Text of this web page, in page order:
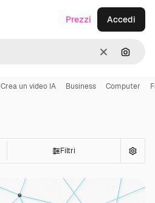
CancellaCerca
Prezzi Accedi
Crea un video IA Business Computer
Filtri